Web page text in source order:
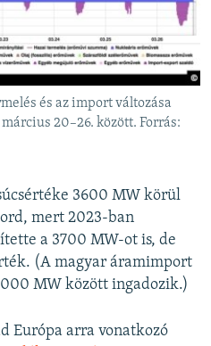
és az import változása
20–26. között. Forrás:
3600 MW körül
mert 2023-ban
a 3700 MW-ot is, de
(A magyar áramimport
MW között ingadozik.)
Európa arra vonatkozó